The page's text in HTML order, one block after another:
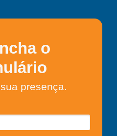
o
presença.